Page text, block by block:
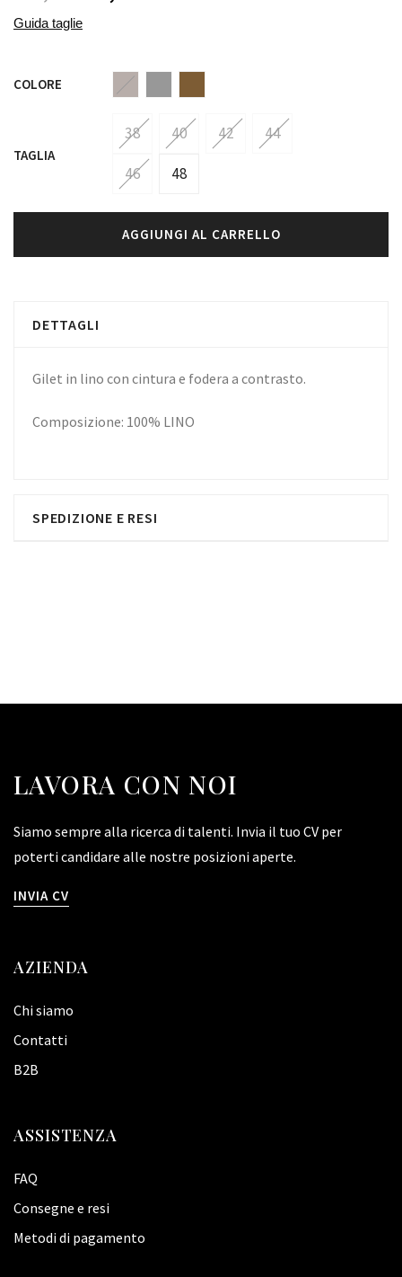
Guida taglie
COLORE
TAGLIA
38 40 42 44
46 48
AGGIUNGI AL CARRELLO
DETTAGLI
Gilet in lino con cintura e fodera a contrasto.
Composizione: 100% LINO
SPEDIZIONE E RESI
LAVORA CON NOI
Siamo sempre alla ricerca di talenti. Invia il tuo CV per
poterti candidare alle nostre posizioni aperte.
INVIA CV
AZIENDA
Chi siamo
Contatti
B2B
ASSISTENZA
FAQ
Consegne e resi
Metodi di pagamento